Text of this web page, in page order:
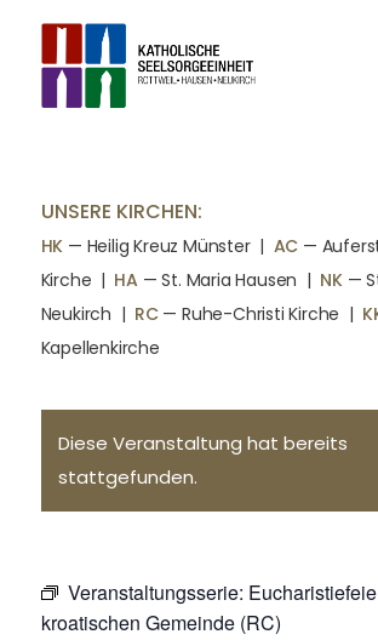
UNSERE KIRCHEN:
HK — Heilig Kreuz Münster | AC —
Kirche | HA — St. Maria Hausen | NK—
Neukirch | RC— Ruhe-Christi Kirche |
Kapellenkirche
Diese Veranstaltung hat bereits
stattgefunden.
Veranstaltungsserie:
kroatischen Gemeinde (RC)